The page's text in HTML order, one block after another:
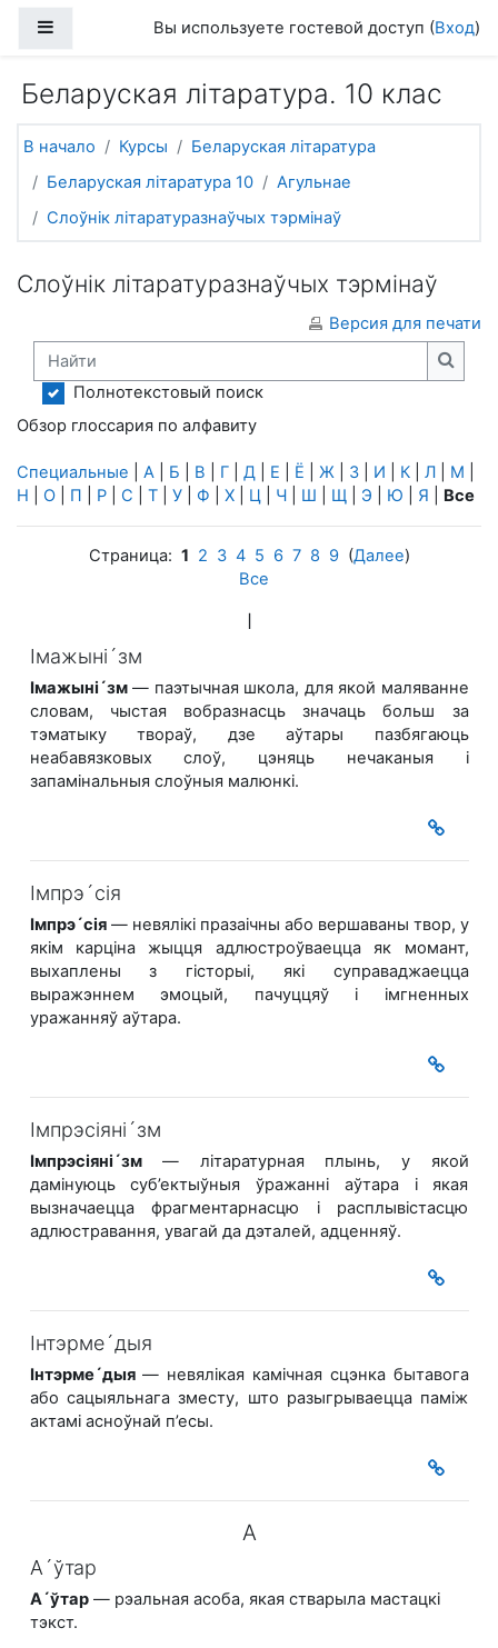
Боковая панельВы используете гостевой доступ (Вход)
Беларуская літаратура. 10 клас
В начало Курсы
Беларуская літаратура
Беларуская літаратура 10
Агульнае
Слоўнік літаратуразнаўчых тэрмінаў
Слоўнік літаратуразнаўчых тэрмінаў
Версия для печати
Найти
Найти
Полнотекстовый поиск
Обзор глоссария по алфавиту
Специальные А Б В Г Д Е Ё Ж З И К Л М
Н
О П Р С Т У Ф Х Ц Ч Ш Щ Э Ю Я Все
Страница: 1 2 3 4 5 6 7 8 9(Далее)
Все
І
Імажыні´зм
Імажыні´зм— паэтычная школа, для якой маляванне
словам, чыстая вобразнасць значаць больш за
тэматыку твораў, дзе аўтары пазбягаюць
неабавязковых слоў, цэняць нечаканыя і
запамінальныя слоўныя малюнкі.
Імпрэ´сія
Імпрэ´сія— невялікі празаічны або вершаваны твор, у
якім карціна жыцця адлюстроўваецца як момант,
выхаплены з гісторыі, які суправаджаецца
выражэннем эмоцый, пачуццяў і імгненных
уражанняў аўтара.
Імпрэсіяні´зм
Імпрэсіяні´зм— літаратурная плынь, у якой
дамінуюць суб’ектыўныя ўражанні аўтара і якая
вызначаецца фрагментарнасцю і расплывістасцю
адлюстравання, увагай да дэталей, адценняў.
Інтэрме´дыя
Інтэрме´дыя— невялікая камічная сцэнка бытавога
або сацыяльнага зместу, што разыгрываецца паміж
актамі асноўнай п’есы.
А
А´ўтар
А´ўтар— рэальная асоба, якая стварыла мастацкі
тэкст.